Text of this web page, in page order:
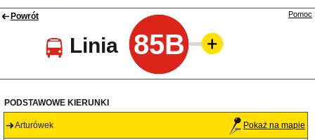
Powrót
Linia 85B
Pomoc
PODSTAWOWE KIERUNKI
Arturówek Pokaż na mapie